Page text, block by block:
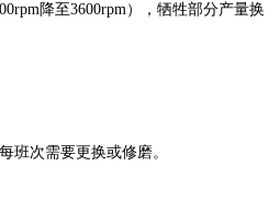
降至3600rpm），牺牲部分产量换
班次需要更换或修磨。